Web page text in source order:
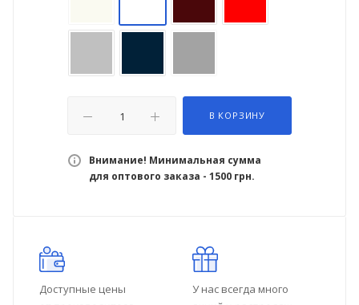
В КОРЗИНУ
Внимание! Минимальная сумма
для оптового заказа - 1500 грн.
Доступные цены
У нас всегда много